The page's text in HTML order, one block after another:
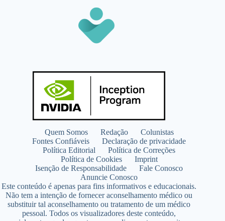
Quem Somos Redação
Colunistas
Fontes Confiáveis
Declaração de privacidade
Política Editorial
Política de Correções
Política de Cookies
Imprint
Isenção de Responsabilidade
Fale Conosco
Anuncie Conosco
Este conteúdo é apenas para fins informativos e educacionais.
Não tem a intenção de fornecer aconselhamento médico ou
substituir tal aconselhamento ou tratamento de um médico
pessoal. Todos os visualizadores deste conteúdo,